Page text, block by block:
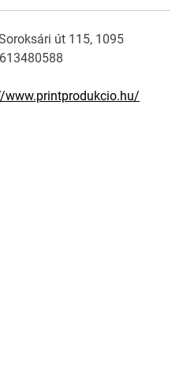
út 115, 1095
www.printprodukcio.hu/